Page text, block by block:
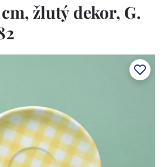
žlutý dekor, G.